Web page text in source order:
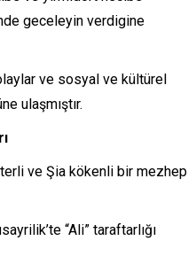
geceleyin verdigine
ve sosyal ve kültürel
ulaşmıştır.
ve Şia kökenli bir mezhep
“Ali” taraftarlığı